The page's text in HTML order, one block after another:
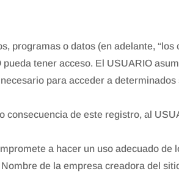
programas o datos (en adelante, “los
tener acceso. El USUARIO
para acceder a determinados
de este registro, al
a hacer un uso adecuado de
de la empresa creadora del